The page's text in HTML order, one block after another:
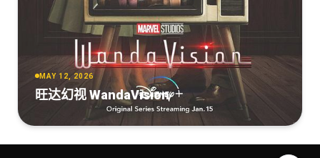
MAY 12, 2026
旺达幻视 WandaVision